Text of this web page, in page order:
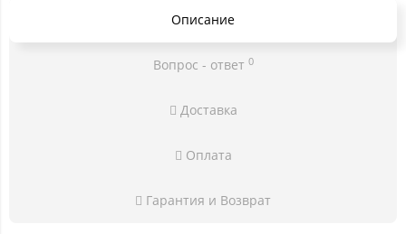
Описание
Вопрос - ответ 0
Доставка
Оплата
Гарантия и Возврат